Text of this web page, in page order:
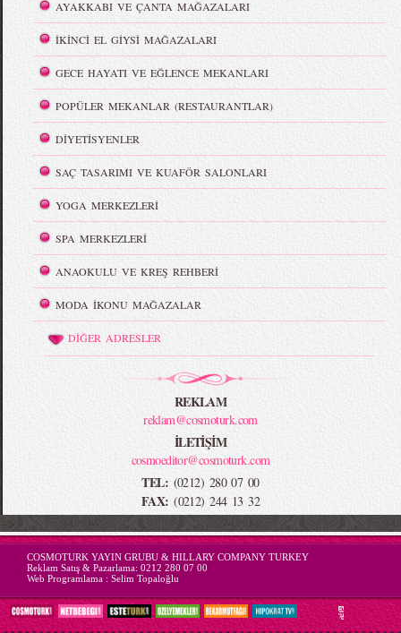
AYAKKABI VE ÇANTA MAĞAZALARI
İKİNCİ EL GİYSİ MAĞAZALARI
GECE HAYATI VE EĞLENCE MEKANLARI
POPÜLER MEKANLAR (RESTAURANTLAR)
DİYETİSYENLER
SAÇ TASARIMI VE KUAFÖR SALONLARI
YOGA MERKEZLERİ
SPA MERKEZLERİ
ANAOKULU VE KREŞ REHBERİ
MODA İKONU MAĞAZALAR
DİĞER ADRESLER
REKLAM
reklam@cosmoturk.com
İLETİŞİM
cosmoeditor@cosmoturk.com
TEL: (0212) 280 07 00
FAX: (0212) 244 13 32
-->
COSMOTURK YAYIN GRUBU & HILLARY COMPANY TURKEY
Reklam Satış & Pazarlama: 0212 280 07 00
Web Programlama : Selim Topaloğlu